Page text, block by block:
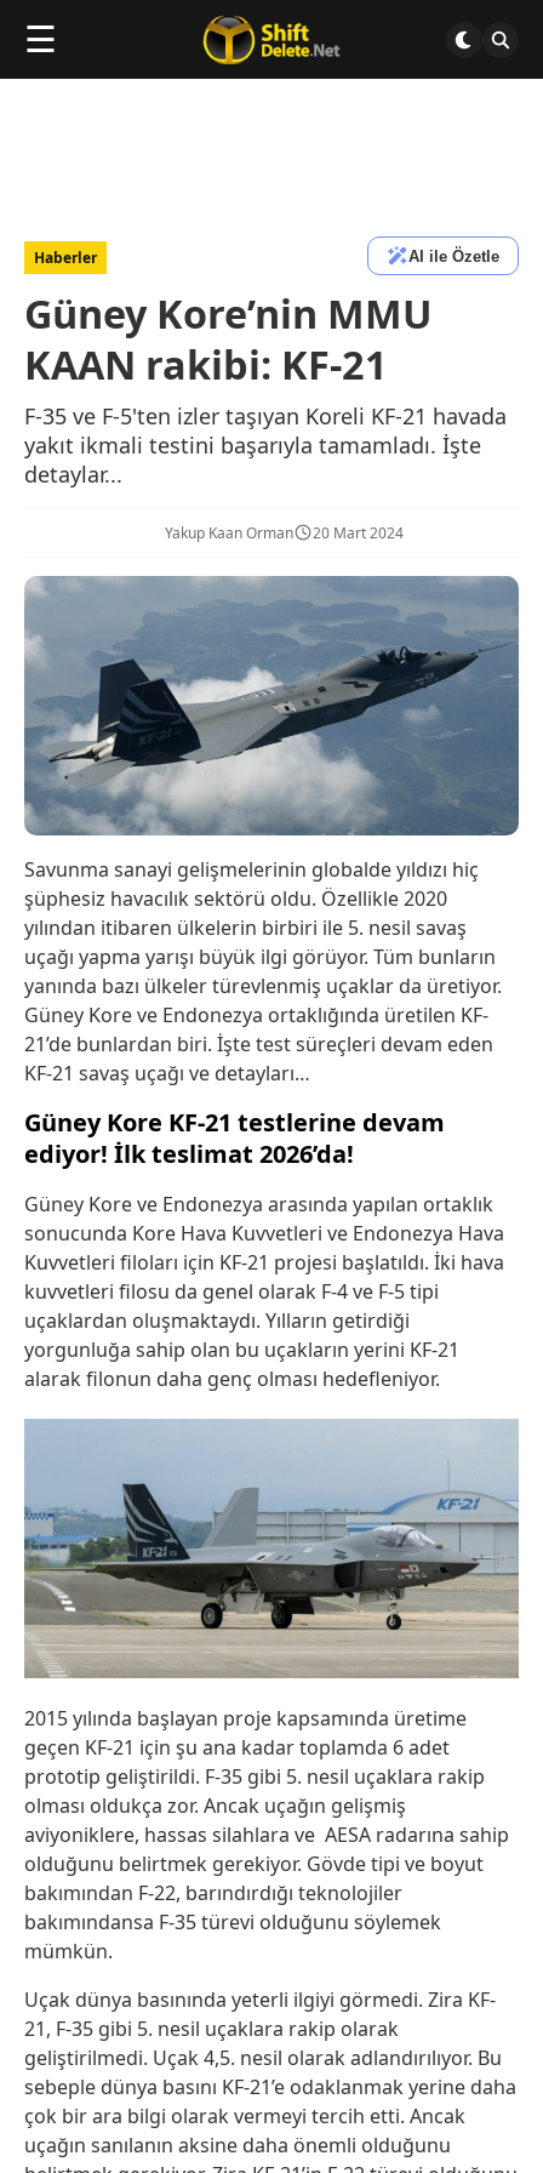
☰
Haberler AI ile Özetle
Güney Kore’nin MMU
KAAN rakibi: KF-21
F-35 ve F-5'ten izler taşıyan Koreli KF-21 havada
yakıt ikmali testini başarıyla tamamladı. İşte
detaylar...
Yakup Kaan Orman 20 Mart 2024
Savunma sanayi gelişmelerinin globalde yıldızı hiç
şüphesiz havacılık sektörü oldu. Özellikle 2020
yılından itibaren ülkelerin birbiri ile 5. nesil savaş
uçağı yapma yarışı büyük ilgi görüyor. Tüm bunların
yanında bazı ülkeler türevlenmiş uçaklar da üretiyor.
Güney Kore ve Endonezya ortaklığında üretilen KF-
21’de bunlardan biri. İşte test süreçleri devam eden
KF-21 savaş uçağı ve detayları…
Güney Kore KF-21 testlerine devam
ediyor! İlk teslimat 2026’da!
Güney Kore ve Endonezya arasında yapılan ortaklık
sonucunda Kore Hava Kuvvetleri ve Endonezya Hava
Kuvvetleri filoları için KF-21 projesi başlatıldı. İki hava
kuvvetleri filosu da genel olarak F-4 ve F-5 tipi
uçaklardan oluşmaktaydı. Yılların getirdiği
yorgunluğa sahip olan bu uçakların yerini KF-21
alarak filonun daha genç olması hedefleniyor.
2015 yılında başlayan proje kapsamında üretime
geçen KF-21 için şu ana kadar toplamda 6 adet
prototip geliştirildi. F-35 gibi 5. nesil uçaklara rakip
olması oldukça zor. Ancak uçağın gelişmiş
aviyoniklere, hassas silahlara ve AESA radarına sahip
olduğunu belirtmek gerekiyor. Gövde tipi ve boyut
bakımından F-22, barındırdığı teknolojiler
bakımındansa F-35 türevi olduğunu söylemek
mümkün.
Uçak dünya basınında yeterli ilgiyi görmedi. Zira KF-
21, F-35 gibi 5. nesil uçaklara rakip olarak
geliştirilmedi. Uçak 4,5. nesil olarak adlandırılıyor. Bu
sebeple dünya basını KF-21’e odaklanmak yerine daha
çok bir ara bilgi olarak vermeyi tercih etti. Ancak
uçağın sanılanın aksine daha önemli olduğunu